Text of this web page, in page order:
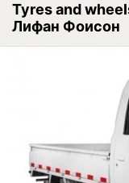
Tyres and
Лифан Фоисон